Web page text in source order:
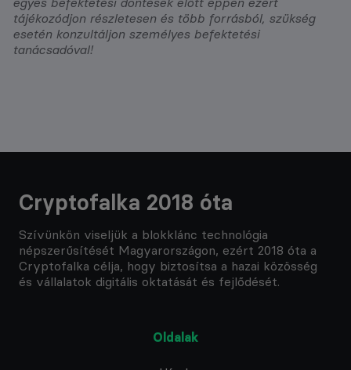
tájékozódjon részletesen és több forrásból, szükség
esetén konzultáljon személyes befektetési
tanácsadóval!
Cryptofalka 2018 óta
Szívünkön viseljük a blokklánc technológia
népszerűsítését Magyarországon, ezért 2018 óta a
Cryptofalka célja, hogy biztosítsa a hazai közösség
és vállalatok digitális oktatását és fejlődését.
Oldalak